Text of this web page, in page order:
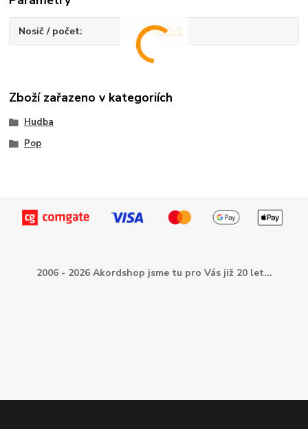
Nosič / počet DVD/1
Zboží zařazeno v kategoriích
Hudba
Pop
2006 - 2026 Akordshop jsme tu pro Vás již 20 let...